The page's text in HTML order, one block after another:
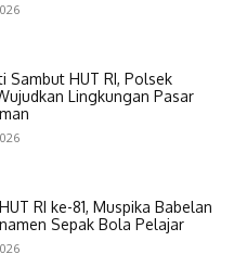
Sambut HUT RI, Polsek
Lingkungan Pasar
RI ke-81, Muspika Babelan
Sepak Bola Pelajar